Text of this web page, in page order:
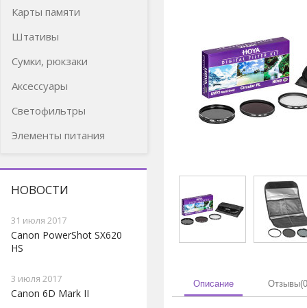
Карты памяти
Штативы
Cумки, рюкзаки
Аксессуары
Светофильтры
Элементы питания
НОВОСТИ
31 июля 2017
Canon PowerShot SX620
HS
3 июля 2017
Canon 6D Mark II
Описание